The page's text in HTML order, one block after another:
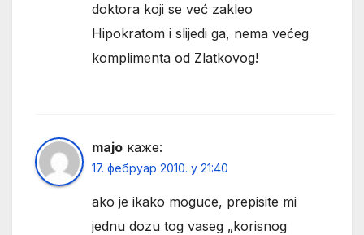
doktora koji se već zakleo
Hipokratom i slijedi ga, nema većeg
komplimenta od Zlatkovog!
majo каже:
17. фебруар 2010. у 21:40
ako je ikako moguce, prepisite mi
jednu dozu tog vaseg „korisnog